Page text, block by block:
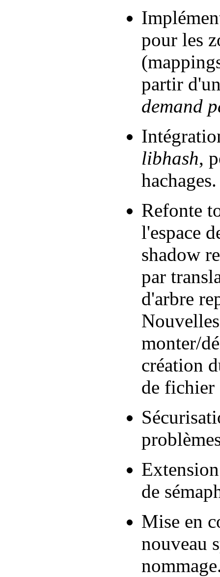
pour les
partir
demand
libhash,
hachages.
Refonte
l'espace
shadow
par
d'arbre
monter/
création
de fichier
de
Mise en
nouveau